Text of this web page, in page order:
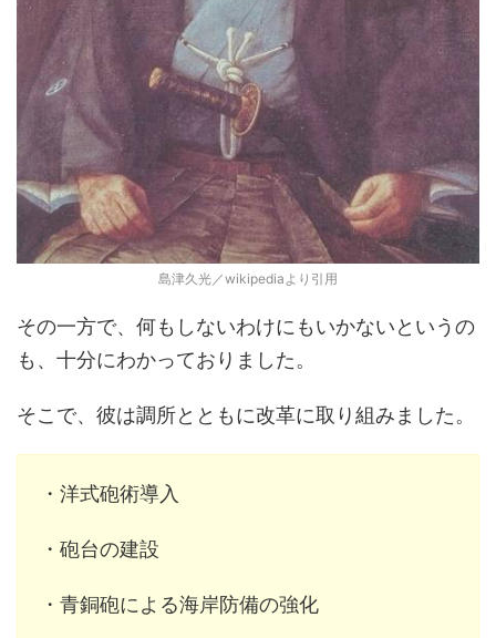
島津久光／wikipediaより引用
その一方で、何もしないわけにもいかないというの
も、十分にわかっておりました。
そこで、彼は調所とともに改革に取り組みました。
・洋式砲術導入
・砲台の建設
・青銅砲による海岸防備の強化